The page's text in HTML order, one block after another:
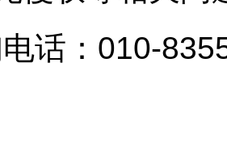
话：010-